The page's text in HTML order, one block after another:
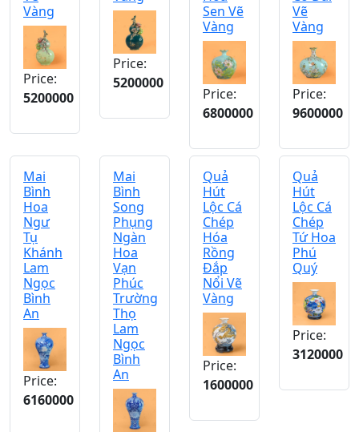
Vàng
Price:
5200000
Price:
5200000
Sen Vẽ
Vàng
Price:
6800000
Vẽ
Vàng
Price:
9600000
Mai
Bình
Hoa
Ngư
Tụ
Khánh
Lam
Ngọc
Bình
An
Price:
6160000
Mai
Bình
Song
Phụng
Ngàn
Hoa
Vạn
Phúc
Trường
Thọ
Lam
Ngọc
Bình
An
Quả
Hút
Lộc Cá
Chép
Hóa
Rồng
Đắp
Nổi Vẽ
Vàng
Price:
1600000
Quả
Hút
Lộc Cá
Chép
Tứ Hoa
Phú
Quý
Price:
3120000